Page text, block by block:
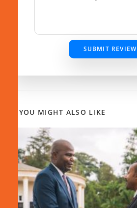
SUBMIT REVIEW
YOU MIGHT ALSO LIKE